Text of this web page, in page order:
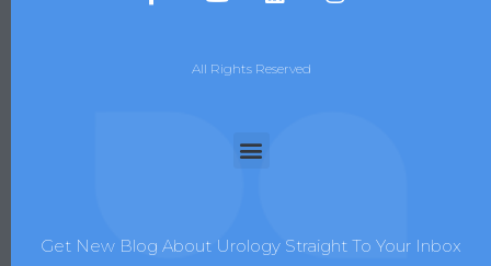
All Rights Reserved
Get New Blog About Urology Straight To Your Inbox